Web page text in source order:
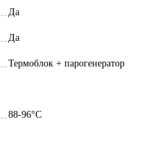
Да
Да
Термоблок + парогенератор
88-96°C